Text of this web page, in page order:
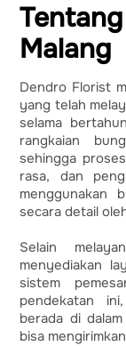
Malang
Dendro Florist
yang telah
selama
rangkaian
sehingga
rasa, dan
menggunakan
secara detail
Selain
menyediakan
sistem
pendekatan
berada di
bisa